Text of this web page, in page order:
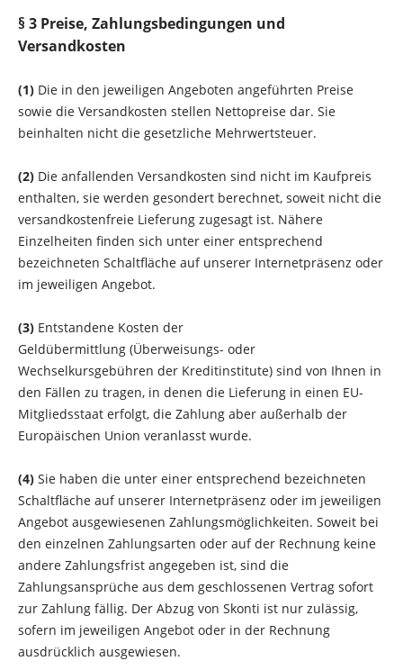
§ 3 Preise, Zahlungsbedingungen und
Versandkosten
(1) Die in den jeweiligen Angeboten angeführten Preise
sowie die Versandkosten stellen Nettopreise dar. Sie
beinhalten nicht die gesetzliche Mehrwertsteuer.
(2) Die anfallenden Versandkosten sind nicht im Kaufpreis
enthalten, sie werden gesondert berechnet, soweit nicht die
versandkostenfreie Lieferung zugesagt ist. Nähere
Einzelheiten finden sich unter einer entsprechend
bezeichneten Schaltfläche auf unserer Internetpräsenz oder
im jeweiligen Angebot.
(3) Entstandene Kosten der
Geldübermittlung (Überweisungs- oder
Wechselkursgebühren der Kreditinstitute) sind von Ihnen in
den Fällen zu tragen, in denen die Lieferung in einen EU-
Mitgliedsstaat erfolgt, die Zahlung aber außerhalb der
Europäischen Union veranlasst wurde.
(4) Sie haben die unter einer entsprechend bezeichneten
Schaltfläche auf unserer Internetpräsenz oder im jeweiligen
Angebot ausgewiesenen Zahlungsmöglichkeiten. Soweit bei
den einzelnen Zahlungsarten oder auf der Rechnung keine
andere Zahlungsfrist angegeben ist, sind die
Zahlungsansprüche aus dem geschlossenen Vertrag sofort
zur Zahlung fällig. Der Abzug von Skonti ist nur zulässig,
sofern im jeweiligen Angebot oder in der Rechnung
ausdrücklich ausgewiesen.